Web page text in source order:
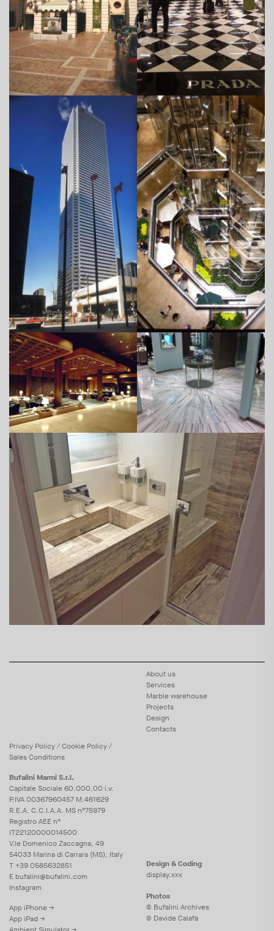
Privacy Policy/Cookie Policy/
Sales Conditions
Bufalini Marmi S.r.l.
Capitale Sociale 60.000,00 i.v.
P.IVA 00367960457 M.461629
R.E.A. C.C.I.A.A. MS n°75979
Registro AEE n°
IT22120000014500
V.le Domenico Zaccagna, 49
54033 Marina di Carrara (MS), Italy
T+39 0585632851
E bufalini@bufalini.com
Instagram
App iPhone →
App iPad →
About us
Services
Marble warehouse
Projects
Design
Contacts
Design & Coding
display.xxx
Photos
© Bufalini Archives
© Davide Calafà